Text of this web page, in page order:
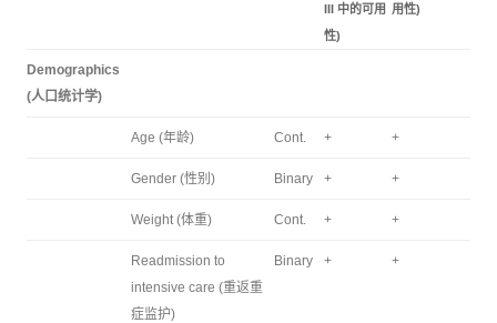
III 中的可用
性)
用性)
Demographics
(人口统计学)
Age (年龄) Cont. + +
Gender (性别) Binary + +
Weight (体重) Cont. + +
Readmission to
intensive care (重返重
症监护)
Binary + +